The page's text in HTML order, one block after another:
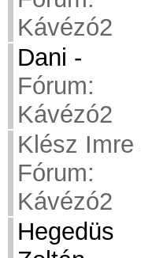
Kávézó2
Dani -
Fórum:
Kávézó2
Klész Imre
Fórum:
Kávézó2
Hegedüs